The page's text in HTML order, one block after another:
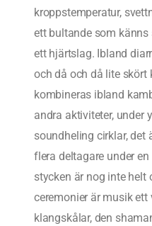
kroppstemperatur,
ett bultande som
ett hjärtslag. Ibland
och då och då lite skört
kombineras ibland
andra aktiviteter, under
soundheling cirklar, det
flera deltagare under
stycken är nog inte helt
ceremonier är musik
klangskålar, den